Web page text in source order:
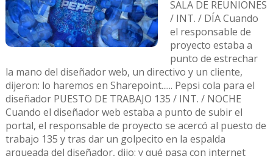
SALA DE REUNIONES
/ INT. / DÍA Cuando
el responsable de
proyecto estaba a
punto de estrechar
la mano del diseñador web, un directivo y un cliente,
dijeron: lo haremos en Sharepoint...... Pepsi cola para el
diseñador PUESTO DE TRABAJO 135 / INT. / NOCHE
Cuando el diseñador web estaba a punto de subir el
portal, el responsable de proyecto se acercó al puesto de
trabajo 135 y tras dar un golpecito en la espalda
arqueada del diseñador, dijo: y qué pasa con internet